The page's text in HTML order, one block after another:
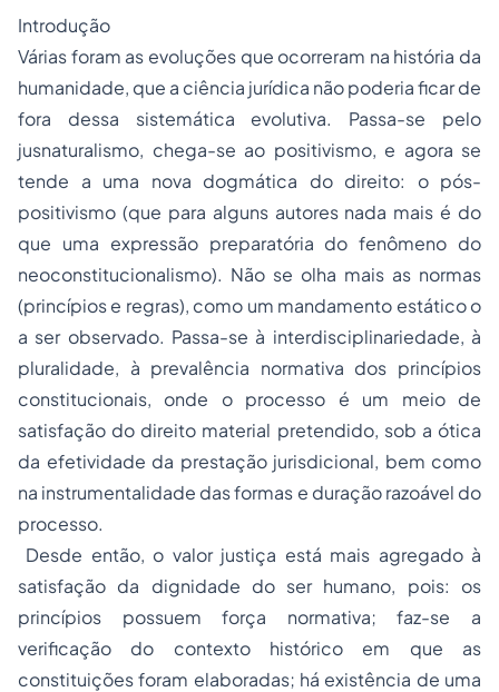
Introdução
Várias foram as evoluções que ocorreram na história da
humanidade, que a ciência jurídica não poderia ficar de
fora dessa sistemática evolutiva. Passa-se pelo
jusnaturalismo, chega-se ao positivismo, e agora se
tende a uma nova dogmática do direito: o pós-
positivismo (que para alguns autores nada mais é do
que uma expressão preparatória do fenômeno do
neoconstitucionalismo). Não se olha mais as normas
(princípios e regras), como um mandamento estático o
a ser observado. Passa-se à interdisciplinariedade, à
pluralidade, à prevalência normativa dos princípios
constitucionais, onde o processo é um meio de
satisfação do direito material pretendido, sob a ótica
da efetividade da prestação jurisdicional, bem como
na instrumentalidade das formas e duração razoável do
processo.
Desde então, o valor justiça está mais agregado à
satisfação da dignidade do ser humano, pois: os
princípios possuem força normativa; faz-se a
verificação do contexto histórico em que as
constituições foram elaboradas; há existência de uma